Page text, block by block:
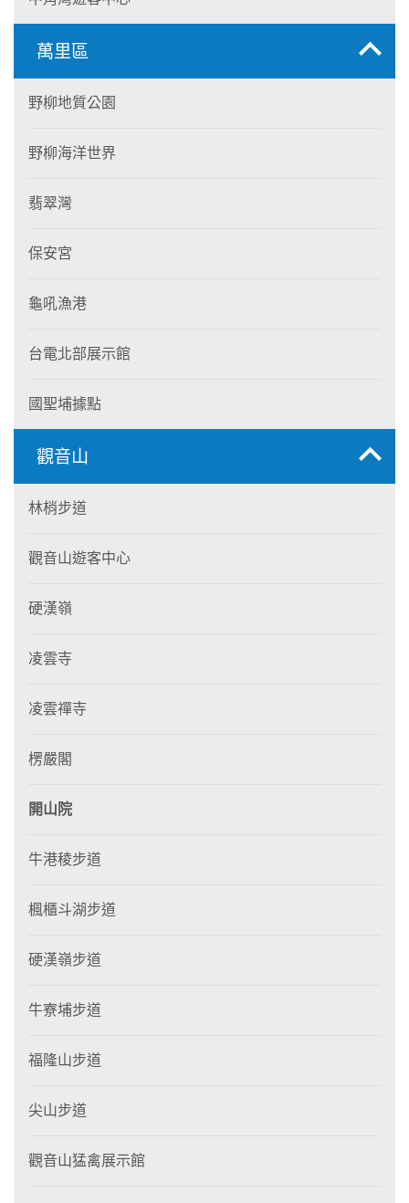
萬里區
野柳地質公園
野柳海洋世界
翡翠灣
保安宮
龜吼漁港
台電北部展示館
國聖埔據點
觀音山
林梢步道
觀音山遊客中心
硬漢嶺
凌雲寺
凌雲禪寺
楞嚴閣
開山院
牛港稜步道
楓櫃斗湖步道
硬漢嶺步道
牛寮埔步道
福隆山步道
尖山步道
觀音山猛禽展示館